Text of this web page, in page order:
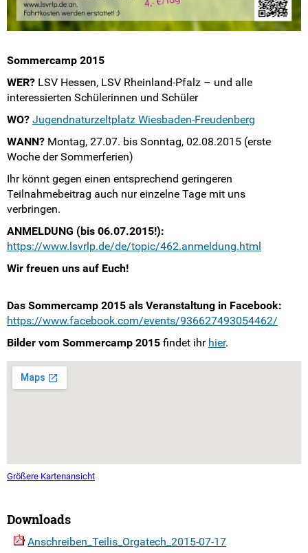
Sommercamp 2015
WER? LSV Hessen, LSV Rheinland-Pfalz – und alle
interessierten Schülerinnen und Schüler
WO? Jugendnaturzeltplatz Wiesbaden-Freudenberg
WANN? Montag, 27.07. bis Sonntag, 02.08.2015 (erste
Woche der Sommerferien)
Ihr könnt gegen einen entsprechend geringeren
Teilnahmebeitrag auch nur einzelne Tage mit uns
verbringen.
ANMELDUNG (bis 06.07.2015!):
https://www.lsvrlp.de/de/topic/462.anmeldung.html
Wir freuen uns auf Euch!
Das Sommercamp 2015 als Veranstaltung in Facebook:
https://www.facebook.com/events/936627493054462/
Bilder vom Sommercamp 2015 findet ihr hier.
Größere Kartenansicht
Downloads
Anschreiben_Teilis_Orgatech_2015-07-17